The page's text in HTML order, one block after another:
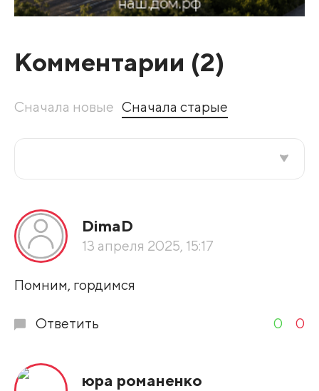
Комментарии (2)
Сначала новые Сначала старые
По рейтингу
Развернуть все
DimaD
13 апреля 2025, 15:17
Помним, гордимся
Ответить 0 0
юра романенко